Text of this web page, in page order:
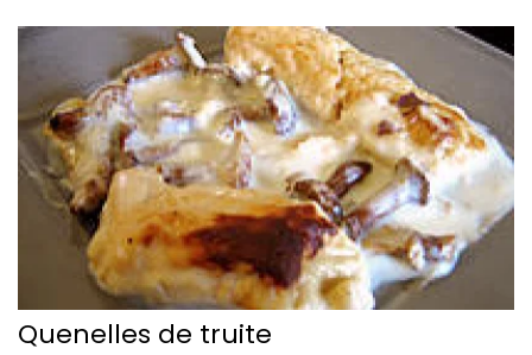
Quenelles de truite